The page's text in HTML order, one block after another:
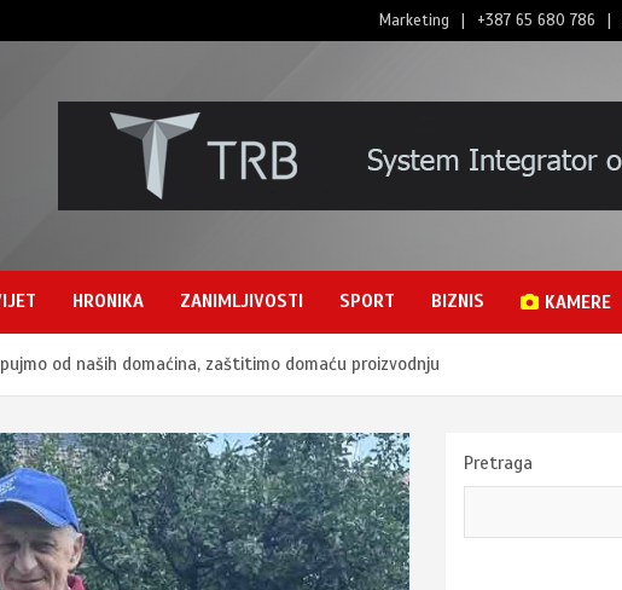
Marketing +387 65 680 786
HRONIKA ZANIMLJIVOSTI SPORT BIZNIS KAMERE
od naših domaćina, zaštitimo domaću proizvodnju
Pretraga